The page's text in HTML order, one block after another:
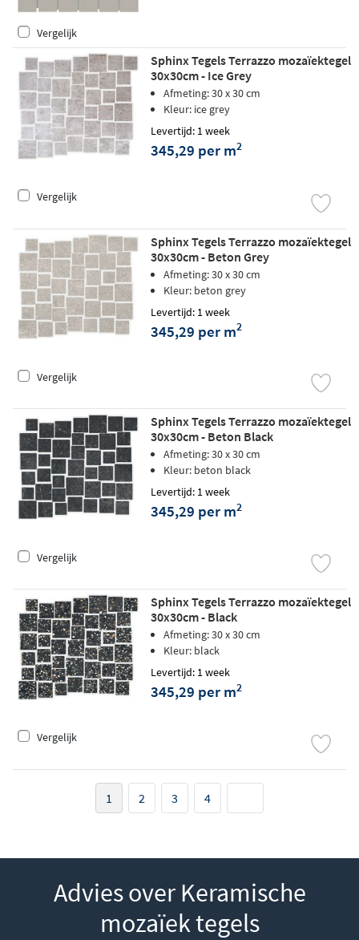
Vergelijk
Sphinx Tegels Terrazzo mozaïektegel
30x30cm - Ice Grey
Afmeting: 30 x 30 cm
Kleur: ice grey
Levertijd: 1 week
345,29 per m2
Vergelijk
Sphinx Tegels Terrazzo mozaïektegel
30x30cm - Beton Grey
Afmeting: 30 x 30 cm
Kleur: beton grey
Levertijd: 1 week
345,29 per m2
Vergelijk
Sphinx Tegels Terrazzo mozaïektegel
30x30cm - Beton Black
Afmeting: 30 x 30 cm
Kleur: beton black
Levertijd: 1 week
345,29 per m2
Vergelijk
Sphinx Tegels Terrazzo mozaïektegel
30x30cm - Black
Afmeting: 30 x 30 cm
Kleur: black
Levertijd: 1 week
345,29 per m2
Vergelijk
1 2 3 4
Advies over Keramische
mozaïek tegels